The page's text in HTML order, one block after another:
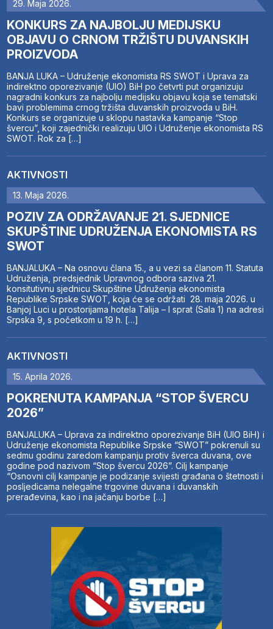
29. Maja 2026.
KONKURS ZA NAJBOLJU MEDIJSKU
OBJAVU O CRNOM TRŽIŠTU DUVANSKIH
PROIZVODA
BANJA LUKA – Udruženje ekonomista RS SWOT i Uprava za
indirektno oporezivanje (UIO) BiH po četvrti put organizuju
nagradni konkurs za najbolju medijsku objavu koja se tematski
bavi problemima crnog tržišta duvanskih proizvoda u BiH.
Konkurs se organizuje u sklopu nastavka kampanje “Stop
švercu”, koji zajednički realizuju UIO i Udruženje ekonomista RS
SWOT. Rok za […]
AKTIVNOSTI
13. Maja 2026.
POZIV ZA ODRŽAVANJE 21. SJEDNICE
SKUPŠTINE UDRUŽENJA EKONOMISTA RS
SWOT
BANJALUKA – Na osnovu člana 15., a u vezi sa članom 11. Statuta
Udruženja, predsjednik Upravnog odbora saziva 21.
konsitutivnu sjednicu Skupštine Udruženja ekonomista
Republike Srpske SWOT, koja će se održati 28. maja 2026. u
Banjoj Luci u prostorijama hotela Talija – I sprat (Sala 1) na adresi
Srpska 9, s početkom u 19 h. […]
AKTIVNOSTI
15. Aprila 2026.
POKRENUTA KAMPANJA “STOP ŠVERCU
2026”
BANJALUKA – Uprava za indirektno oporezivanje BiH (UIO BiH) i
Udruženje ekonomista Republike Srpske “SWOT” pokrenuli su
sedmu godinu zaredom kampanju protiv šverca duvana, ove
godine pod nazivom “Stop švercu 2026”. Cilj kampanje
“Osnovni cilj kampanje je podizanje svijesti građana o štetnosti i
posljedicama nelegalne trgovine duvana i duvanskih
prerađevina, kao i na jačanju borbe […]